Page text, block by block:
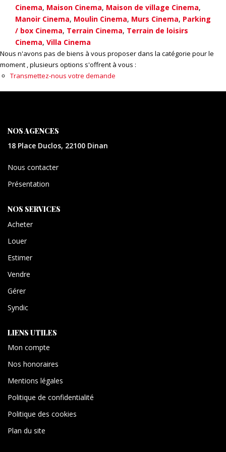
CONTACT
EXTRANET
Cinema, Maison Cinema, Maison de village Cinema,
Manoir Cinema, Moulin Cinema, Murs Cinema, Parking
/ box Cinema, Terrain Cinema, Terrain de loisirs
Cinema, Villa Cinema
Nous n'avons pas de biens à vous proposer dans la catégorie pour le
moment , plusieurs options s'offrent à vous :
Transmettez-nous votre demande
NOS AGENCES
18 Place Duclos, 22100 Dinan
Nous contacter
Présentation
NOS SERVICES
Acheter
Louer
Estimer
Vendre
Gérer
Syndic
LIENS UTILES
Mon compte
Nos honoraires
Mentions légales
Politique de confidentialité
Politique des cookies
Plan du site